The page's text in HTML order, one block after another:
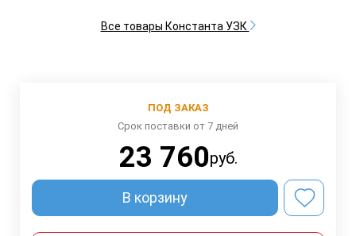
Все товары Константа УЗК
ПОД ЗАКАЗ
Срок поставки от 7 дней
23 760руб.
В корзину